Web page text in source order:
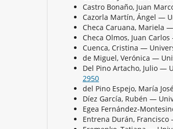
Castro Bonaño, Juan
Cazorla Martín, Ángel —
Checa Caruana, Mariela
Checa Olmos, Juan
Cuenca, Cristina —
de Miguel, Verónica —
Del Pino Artacho, Julio —
2950
del Pino Espejo, María
Díez García, Rubén —
Egea Fernández-
Entrena Durán,